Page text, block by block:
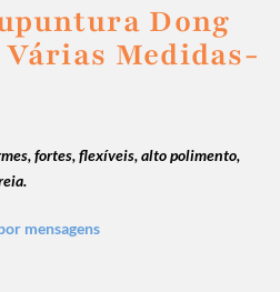
Dong
Várias Medidas-
fortes, flexíveis, alto polimento,
mensagens